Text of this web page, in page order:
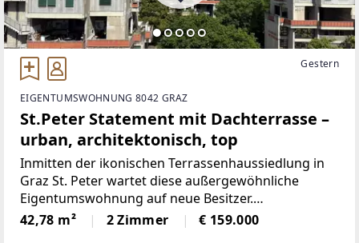
Gestern
EIGENTUMSWOHNUNG 8042 GRAZ
St.Peter Statement mit Dachterrasse –
urban, architektonisch, top
Inmitten der ikonischen Terrassenhaussiedlung in
Graz St. Peter wartet diese außergewöhnliche
Eigentumswohnung auf neue Besitzer.
Architektonisch ein Unikat, atmosphärisch ein
Refugium – mit viel Licht, Weitblick und einem ganz
42,78 m² 2 Zimmer € 159.000